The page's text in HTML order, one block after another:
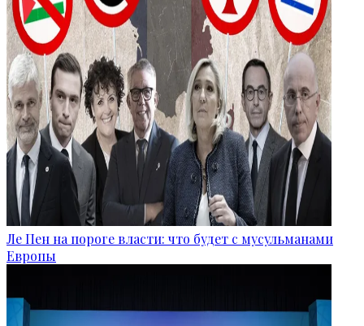
Ле Пен на пороге власти: что будет с мусульманами
Европы